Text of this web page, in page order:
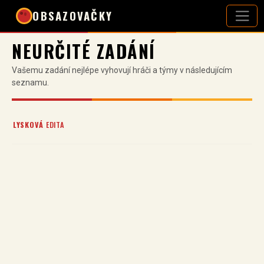
OBSAZOVAČKY
NEURČITÉ ZADÁNÍ
Vašemu zadání nejlépe vyhovují hráči a týmy v následujícím
seznamu.
LYSKOVÁ EDITA